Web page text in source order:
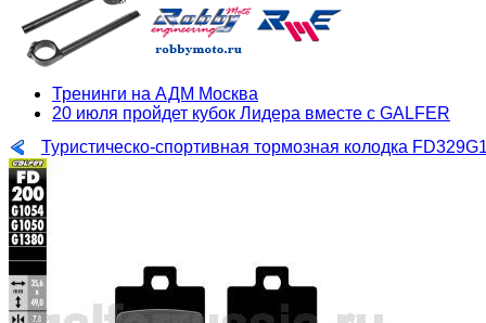
Тренинги на АДМ Москва
20 июля пройдет кубок Лидера вместе с GALFER
Туристическо-спортивная тормозная колодка